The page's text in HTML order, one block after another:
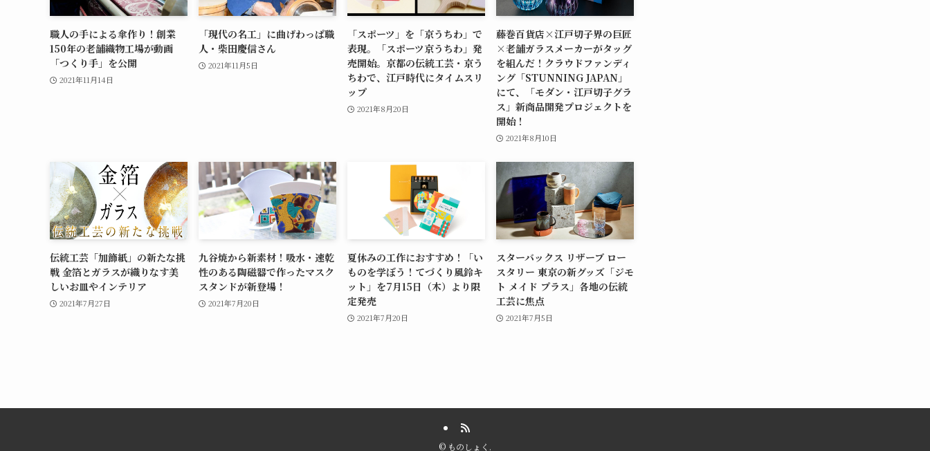
職人の手による傘作り！創業
150年の老舗織物工場が動画
「つくり手」を公開
2021年11月14日
「現代の名工」に曲げわっぱ職
人・柴田慶信さん
2021年11月5日
「スポーツ」を「京うちわ」で
表現。「スポーツ京うちわ」発
売開始。京都の伝統工芸・京う
ちわで、江戸時代にタイムスリ
ップ
2021年8月20日
藤巻百貨店×江戸切子界の巨匠
×老舗ガラスメーカーがタッグ
を組んだ！クラウドファンディ
ング「STUNNING JAPAN」
にて、「モダン・江戸切子グラ
ス」新商品開発プロジェクトを
開始！
2021年8月10日
伝統工芸「加飾紙」の新たな挑
戦 金箔とガラスが織りなす美
しいお皿やインテリア
2021年7月27日
九谷焼から新素材！吸水・速乾
性のある陶磁器で作ったマスク
スタンドが新登場！
2021年7月20日
夏休みの工作におすすめ！「い
ものを学ぼう！てづくり風鈴キ
ット」を7月15日（木）より限
定発売
2021年7月20日
スターバックス リザーブ ロー
スタリー 東京の新グッズ「ジモ
ト メイド プラス」各地の伝統
工芸に焦点
2021年7月5日
© ものしょく.